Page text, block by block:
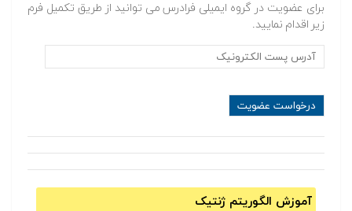
برای عضویت در گروه ایمیلی فرادرس می توانید از طریق تکمیل فرم
زیر اقدام نمایید.
آموزش الگوریتم ژنتیک